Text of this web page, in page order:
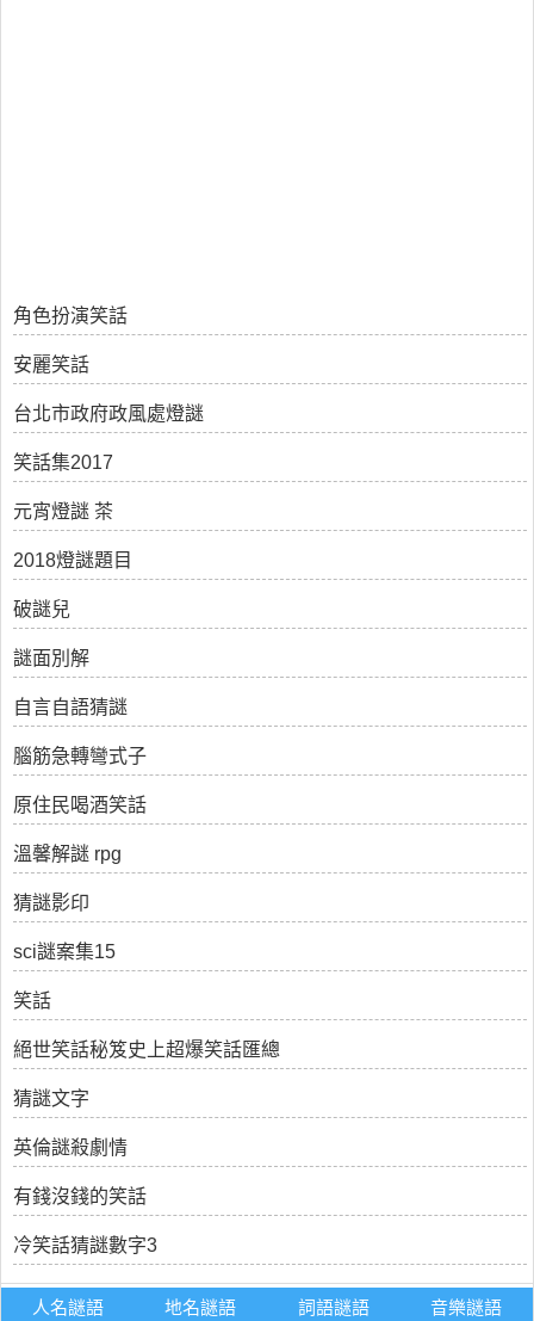
角色扮演笑話
安麗笑話
台北市政府政風處燈謎
笑話集2017
元宵燈謎 茶
2018燈謎題目
破謎兒
謎面別解
自言自語猜謎
腦筋急轉彎式子
原住民喝酒笑話
溫馨解謎 rpg
猜謎影印
sci謎案集15
笑話
絕世笑話秘笈史上超爆笑話匯總
猜謎文字
英倫謎殺劇情
有錢沒錢的笑話
冷笑話猜謎數字3
人名謎語 地名謎語 詞語謎語 音樂謎語